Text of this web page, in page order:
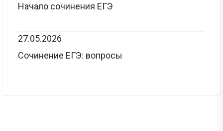
Начало сочинения ЕГЭ
27.05.2026
Сочинение ЕГЭ: вопросы